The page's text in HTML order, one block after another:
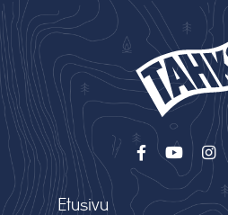
Etusivu